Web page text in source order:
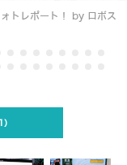
トレポート！ by ロボス